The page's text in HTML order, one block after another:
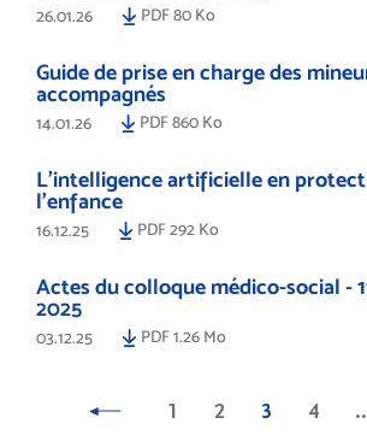
26.01.26 PDF 80 Ko
Guide de prise en charge des
accompagnés
14.01.26 PDF 860 Ko
L'intelligence artificielle en
l'enfance
16.12.25 PDF 292 Ko
Actes du colloque médico-social -
2025
03.12.25 PDF 1.26 Mo
1 2 3 4